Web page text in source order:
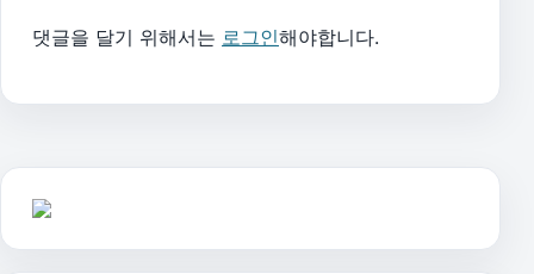
댓글을 달기 위해서는 로그인해야합니다.